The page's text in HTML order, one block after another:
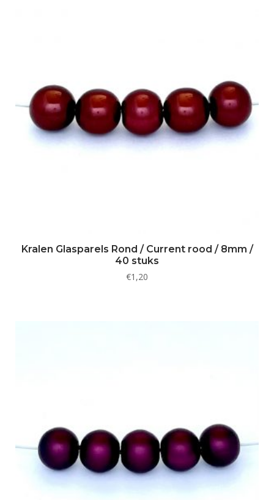
Kralen Glasparels Rond / Current rood / 8mm /
40 stuks
€1,20